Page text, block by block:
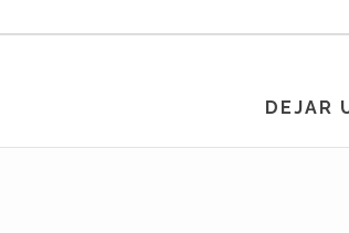
DEJAR